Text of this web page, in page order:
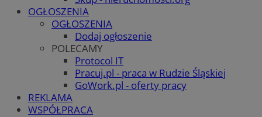
OGŁOSZENIA
OGŁOSZENIA
Dodaj ogłoszenie
POLECAMY
Protocol IT
Pracuj.pl - praca w Rudzie Śląskiej
GoWork.pl - oferty pracy
REKLAMA
WSPÓŁPRACA